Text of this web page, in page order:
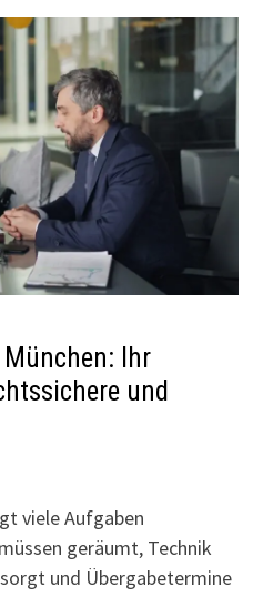
Ihr
und
viele Aufgaben
geräumt, Technik
und Übergabetermine